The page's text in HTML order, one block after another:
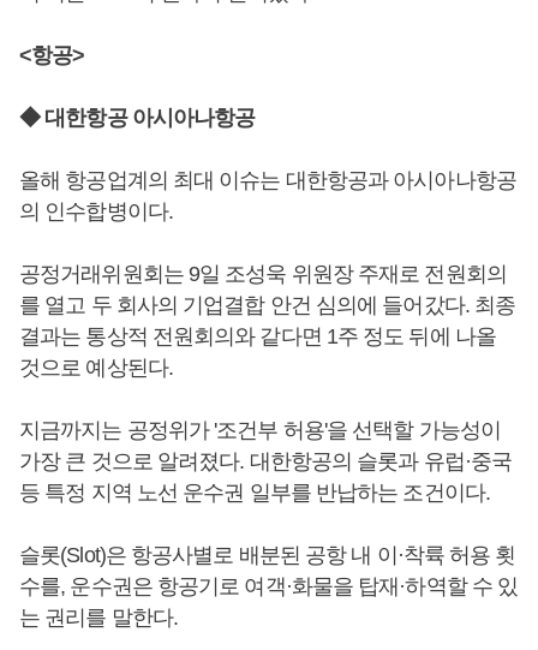
<항공>
◆ 대한항공 아시아나항공
올해 항공업계의 최대 이슈는 대한항공과 아시아나항공
의 인수합병이다.
공정거래위원회는 9일 조성욱 위원장 주재로 전원회의
를 열고 두 회사의 기업결합 안건 심의에 들어갔다. 최종
결과는 통상적 전원회의와 같다면 1주 정도 뒤에 나올
것으로 예상된다.
지금까지는 공정위가 '조건부 허용'을 선택할 가능성이
가장 큰 것으로 알려졌다. 대한항공의 슬롯과 유럽·중국
등 특정 지역 노선 운수권 일부를 반납하는 조건이다.
슬롯(Slot)은 항공사별로 배분된 공항 내 이·착륙 허용 횟
수를, 운수권은 항공기로 여객·화물을 탑재·하역할 수 있
는 권리를 말한다.